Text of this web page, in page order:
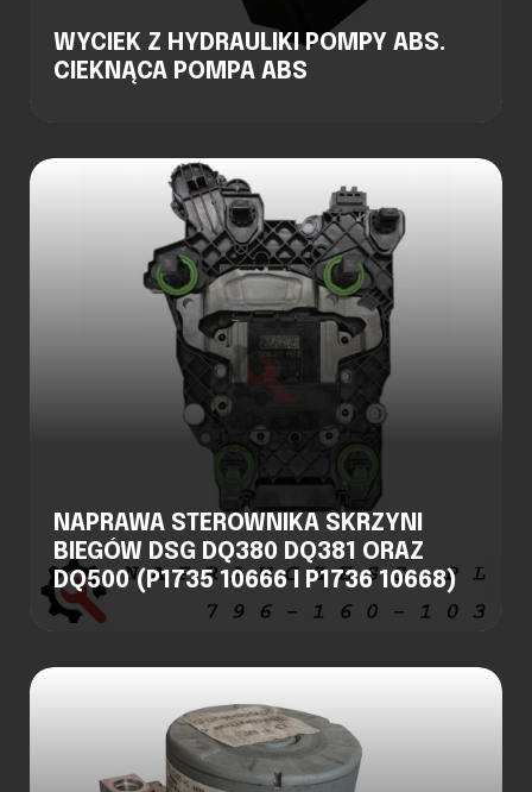
WYCIEK Z HYDRAULIKI POMPY ABS.
CIEKNĄCA POMPA ABS
NAPRAWA STEROWNIKA SKRZYNI
BIEGÓW DSG DQ380 DQ381 ORAZ
DQ500 (P1735 10666 I P1736 10668)